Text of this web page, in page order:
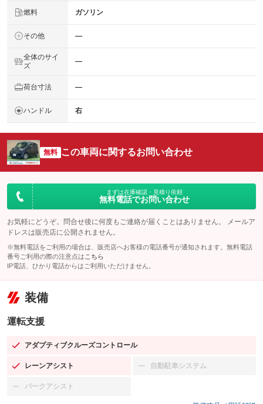
燃料 ガソリン
その他 ―
全体のサイ
ズ
―
荷台寸法 ―
ハンドル 右
無料 この車両に関するお問い合わせ
まずは在庫確認・見積り依頼
無料電話でお問い合わせ
お気軽にどうぞ。問合せ後に何度もご連絡が届くことはありません。 メールア
ドレスは販売店に公開されません。
※無料電話をご利用の場合は、販売店へお客様の電話番号が通知されます。無料電話
番号ご利用の際の注意点は こちら
IP電話、ひかり電話からはご利用いただけません。
装備
運転支援
アダプティブクルーズコントロール
：装備あり
レーンアシスト
：装備あり 自動駐車システム
：装備なし
パークアシスト
：装備なし